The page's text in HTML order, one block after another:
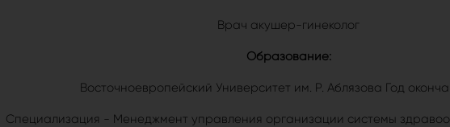
Врач акушер-гинеколог
Образование:
Восточноевропейский Университет им. Р. Аблязова Год
Специализация - Менеджмент управления организации системы